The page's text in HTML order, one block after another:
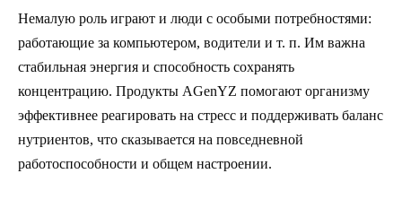
Немалую роль играют и люди с особыми потребностями:
работающие за компьютером, водители и т. п. Им важна
стабильная энергия и способность сохранять
концентрацию. Продукты AGenYZ помогают организму
эффективнее реагировать на стресс и поддерживать баланс
нутриентов, что сказывается на повседневной
работоспособности и общем настроении.